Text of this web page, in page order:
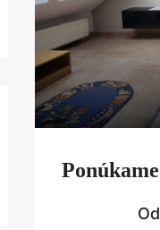
Od